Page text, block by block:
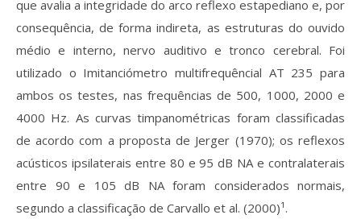
que avalia a integridade do arco reflexo estapediano e, por
consequência, de forma indireta, as estruturas do ouvido
médio e interno, nervo auditivo e tronco cerebral. Foi
utilizado o Imitanciómetro multifrequêncial AT 235 para
ambos os testes, nas frequências de 500, 1000, 2000 e
4000 Hz. As curvas timpanométricas foram classificadas
de acordo com a proposta de Jerger (1970); os reflexos
acústicos ipsilaterais entre 80 e 95 dB NA e contralaterais
entre 90 e 105 dB NA foram considerados normais,
segundo a classificação de Carvallo et al. (2000)¹.